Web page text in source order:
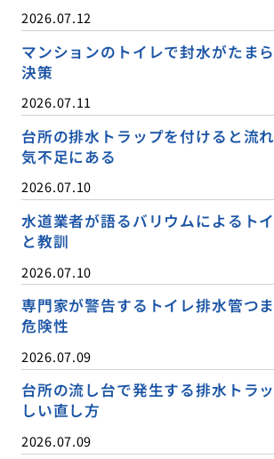
2026.07.12
マンションのトイレで封水がたま
決策
2026.07.11
台所の排水トラップを付けると流
気不足にある
2026.07.10
水道業者が語るバリウムによるト
と教訓
2026.07.10
専門家が警告するトイレ排水管つ
危険性
2026.07.09
台所の流し台で発生する排水トラ
しい直し方
2026.07.09